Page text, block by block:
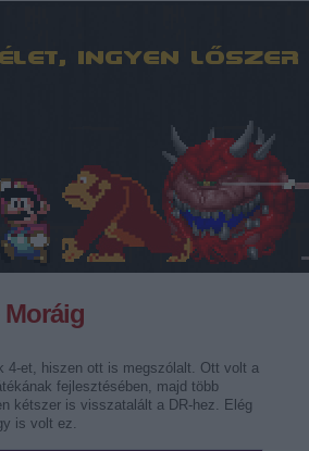
4-et, hiszen ott is megszólalt. Ott volt a
fejlesztésében, majd több
kétszer is visszatalált a DR-hez. Elég
is volt ez.